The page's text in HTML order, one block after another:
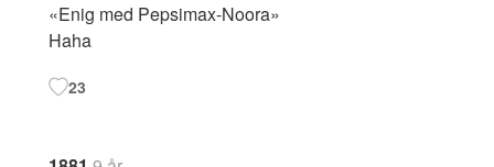
«Enig med Pepsimax-Noora»
Haha
23